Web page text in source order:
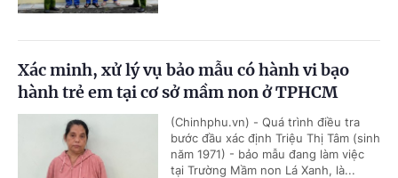
Xác minh, xử lý vụ bảo mẫu có hành vi bạo
hành trẻ em tại cơ sở mầm non ở TPHCM
(Chinhphu.vn) - Quá trình điều tra
bước đầu xác định Triệu Thị Tâm (sinh
năm 1971) - bảo mẫu đang làm việc
tại Trường Mầm non Lá Xanh, là...